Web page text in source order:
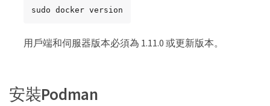
sudo docker version
用戶端和伺服器版本必須為 1.11.0 或更新版本。
安裝Podman